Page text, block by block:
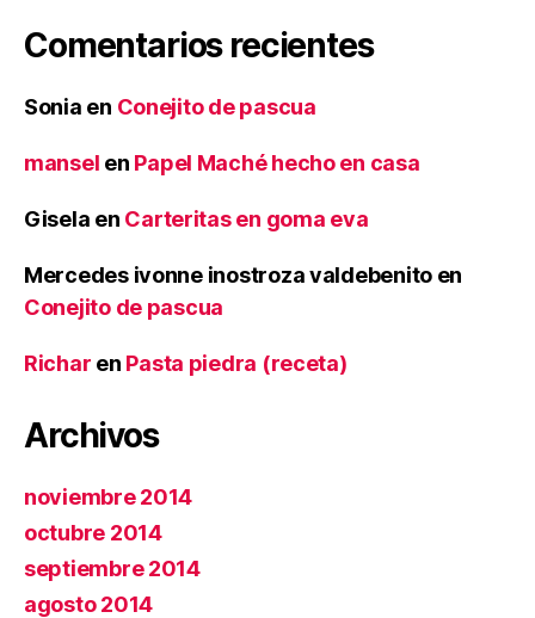
Comentarios recientes
Sonia en Conejito de pascua
mansel en Papel Maché hecho en casa
Gisela en Carteritas en goma eva
Mercedes ivonne inostroza valdebenito en
Conejito de pascua
Richar en Pasta piedra (receta)
Archivos
noviembre 2014
octubre 2014
septiembre 2014
agosto 2014